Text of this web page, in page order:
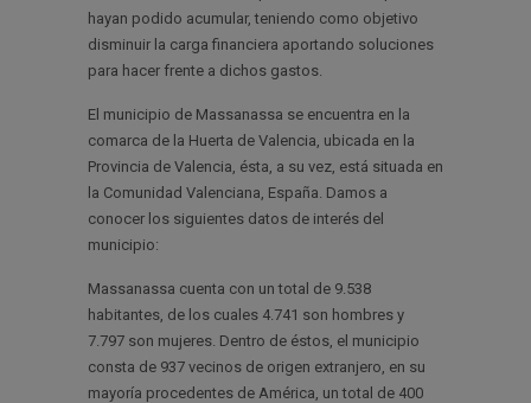
hayan podido acumular, teniendo como objetivo
disminuir la carga financiera aportando soluciones
para hacer frente a dichos gastos.
El municipio de Massanassa se encuentra en la
comarca de la Huerta de Valencia, ubicada en la
Provincia de Valencia, ésta, a su vez, está situada en
la Comunidad Valenciana, España. Damos a
conocer los siguientes datos de interés del
municipio:
Massanassa cuenta con un total de 9.538
habitantes, de los cuales 4.741 son hombres y
7.797 son mujeres. Dentro de éstos, el municipio
consta de 937 vecinos de origen extranjero, en su
mayoría procedentes de América, un total de 400